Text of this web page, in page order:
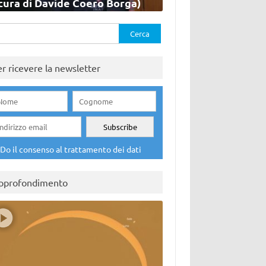
ricevere la newsletter
Do il consenso al trattamento dei dati